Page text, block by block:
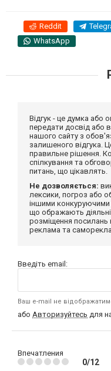
Reddit
WhatsApp
Відгук - це думка або
передати досвід або
нашого сайту з
залишеного відгука.
правильне рішення.
спілкування та
питань, що цікавлять.
Не дозволяється:
лексики, погроз або
іншими конкуруючими
що ображають
розміщення посилань
реклама та
Введіть email:
Ваш e-mail не
або Авторизуйтесь для
Впечатления
0/12